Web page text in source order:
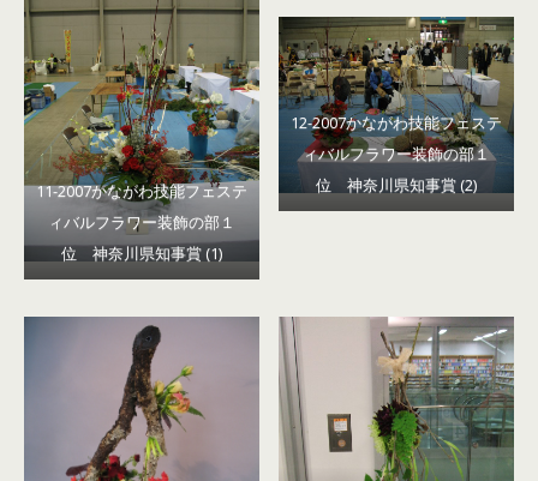
11-2007かながわ技能フェステ
ィバルフラワー装飾の部１
位 神奈川県知事賞 (1)
12-2007かながわ技能フェステ
ィバルフラワー装飾の部１
位 神奈川県知事賞 (2)